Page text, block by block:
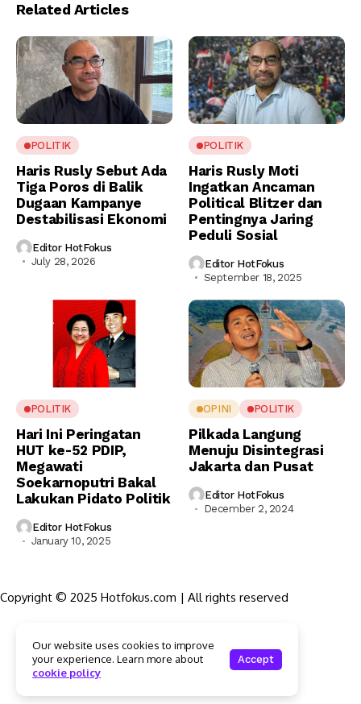
Related Articles
POLITIK
Haris Rusly Sebut Ada
Tiga Poros di Balik
Dugaan Kampanye
Destabilisasi Ekonomi
Editor HotFokus
July 28, 2026
POLITIK
Haris Rusly Moti
Ingatkan Ancaman
Political Blitzer dan
Pentingnya Jaring
Peduli Sosial
Editor HotFokus
September 18, 2025
POLITIK
Hari Ini Peringatan
HUT ke-52 PDIP,
Megawati
Soekarnoputri Bakal
Lakukan Pidato Politik
Editor HotFokus
January 10, 2025
OPINI POLITIK
Pilkada Langung
Menuju Disintegrasi
Jakarta dan Pusat
Editor HotFokus
December 2, 2024
Copyright © 2025 Hotfokus.com | All rights reserved
Struktur Organisasi
Kode Etik Jurnalistik
Pedoman Pemberitaan Media Siber
Our website uses cookies to improve
your experience. Learn more about
cookie policy
Accept